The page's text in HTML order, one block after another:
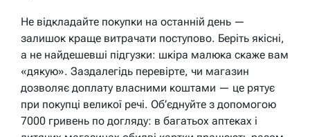
Не відкладайте покупки на останній день —
залишок краще витрачати поступово. Беріть якісні,
а не найдешевші підгузки: шкіра малюка скаже вам
«дякую». Заздалегідь перевірте, чи магазин
дозволяє доплату власними коштами — це рятує
при покупці великої речі. Об’єднуйте з допомогою
7000 гривень по догляду: в багатьох аптеках і